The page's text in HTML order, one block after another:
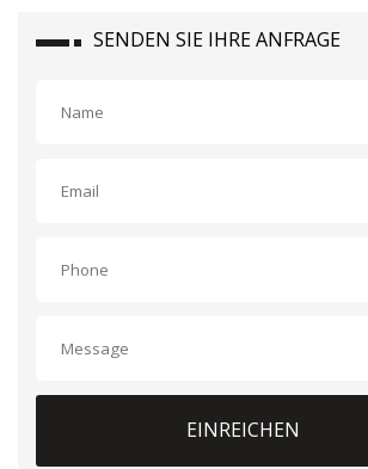
SENDEN SIE IHRE ANFRAGE
EINREICHEN